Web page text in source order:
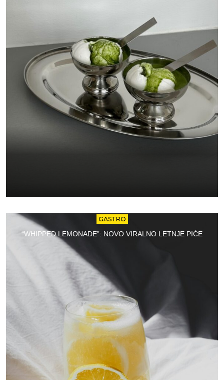
GASTRO
“WHIPPED LEMONADE”: NOVO VIRALNO LETNJE PIĆE